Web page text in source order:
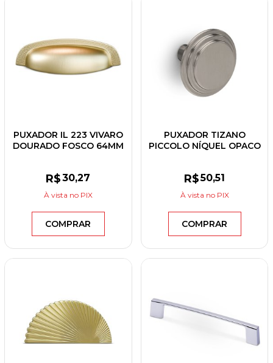
PUXADOR IL 223 VIVARO
DOURADO FOSCO 64MM
R$30,27
À vista no PIX
COMPRAR
PUXADOR TIZANO
PICCOLO NÍQUEL OPACO
R$50,51
À vista no PIX
COMPRAR